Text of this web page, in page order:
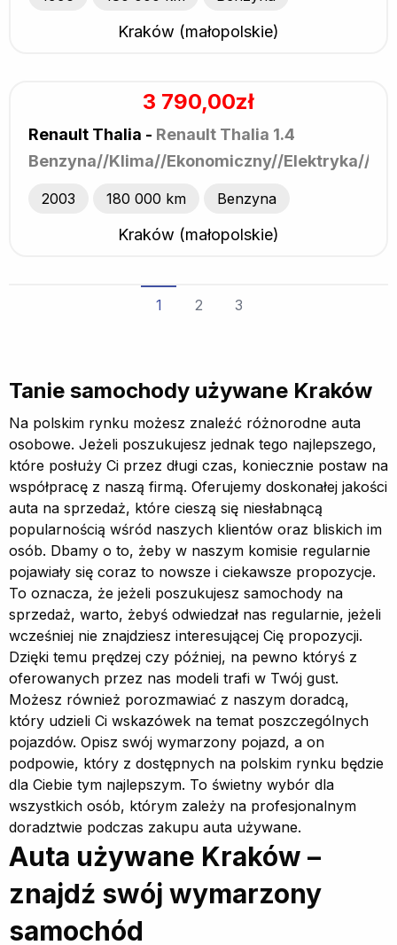
Kraków (małopolskie)
3 790,00zł
Renault Thalia - Renault Thalia 1.4
Benzyna//Klima//Ekonomiczny//Elektryka//
2003 180 000 km Benzyna
Kraków (małopolskie)
1 2 3
Tanie samochody używane Kraków
Na polskim rynku możesz znaleźć różnorodne auta
osobowe. Jeżeli poszukujesz jednak tego najlepszego,
które posłuży Ci przez długi czas, koniecznie postaw na
współpracę z naszą firmą. Oferujemy doskonałej jakości
auta na sprzedaż, które cieszą się niesłabnącą
popularnością wśród naszych klientów oraz bliskich im
osób. Dbamy o to, żeby w naszym komisie regularnie
pojawiały się coraz to nowsze i ciekawsze propozycje.
To oznacza, że jeżeli poszukujesz samochody na
sprzedaż, warto, żebyś odwiedzał nas regularnie, jeżeli
wcześniej nie znajdziesz interesującej Cię propozycji.
Dzięki temu prędzej czy później, na pewno któryś z
oferowanych przez nas modeli trafi w Twój gust.
Możesz również porozmawiać z naszym doradcą,
który udzieli Ci wskazówek na temat poszczególnych
pojazdów. Opisz swój wymarzony pojazd, a on
podpowie, który z dostępnych na polskim rynku będzie
dla Ciebie tym najlepszym. To świetny wybór dla
wszystkich osób, którym zależy na profesjonalnym
doradztwie podczas zakupu auta używane.
Auta używane Kraków –
znajdź swój wymarzony
samochód